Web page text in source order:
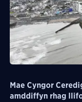
Mae Cyngor
amddiffyn rhag